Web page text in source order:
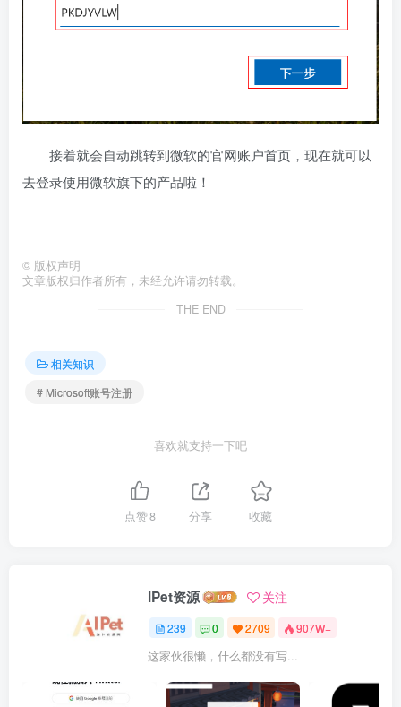
接着就会自动跳转到微软的官网账户首页，现在就可以
去登录使用微软旗下的产品啦！
© 版权声明
文章版权归作者所有，未经允许请勿转载。
THE END
相关知识
# Microsoft账号注册
喜欢就支持一下吧
点赞8 分享 收藏
IPet资源 关注
239 0 2709 907W+
这家伙很懒，什么都没有写...